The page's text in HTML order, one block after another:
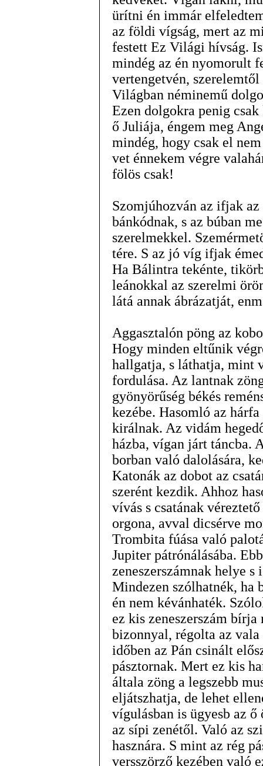
ürítni én immár
az földi vígság, mert az
festett Ez Világi hívság.
mindég az én nyomorult
vertengetvén,
Világban néminemű
Ezen dolgokra penig
ő Juliája, éngem meg
mindég, hogy csak el
vet énnekem végre
fölös csak!
Szomjúhozván az ifjak
bánkódnak, s az búban
szerelmekkel.
tére. S az jó víg ifjak
Ha Bálintra tekénte,
leánokkal az szerelmi
látá annak ábrázatját,
Aggasztalón pöng az
Hogy minden eltűnik
hallgatja, s láthatja, mint
fordulása. Az lantnak
gyönyörűség békés
kezébe. Hasomló az
királnak. Az vidám
házba, vígan járt táncba.
borban való dalolására,
Katonák az dobot az
szerént kezdik. Ahhoz
vívás s csatának
orgona, avval dicsérve
Trombita fúása való
Jupiter pátrónálásába.
zeneszerszámnak helye
Mindezen szólhatnék, ha
én nem kévánhaték.
ez kis zeneszerszám
bizonnyal, régolta az
időben az Pán csinált
pásztornak. Mert ez kis
általa zöng a legszebb
eljátszhatja, de lehet
vígulásban is ügyesb az
az sípi zenétől. Való az
hasznára. S mint az rég
versszörző kezében való